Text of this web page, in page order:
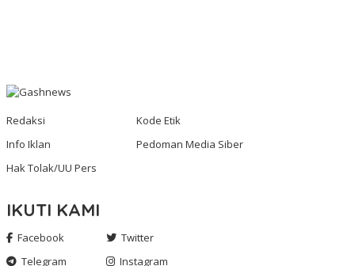
Redaksi
Kode Etik
Info Iklan
Pedoman Media Siber
Hak Tolak/UU Pers
IKUTI KAMI
Facebook
Twitter
Telegram
Instagram